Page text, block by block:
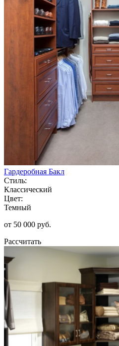
Гардеробная Бакл
Стиль:
Классический
Цвет:
Темный
от 50 000 руб.
Рассчитать